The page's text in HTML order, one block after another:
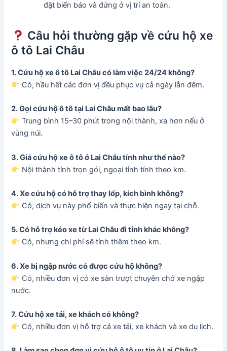
đặt biển báo và đứng ở vị trí an toàn.
Câu hỏi thường gặp về cứu hộ xe
ô tô Lai Châu
1. Cứu hộ xe ô tô Lai Châu có làm việc 24/24 không?
Có, hầu hết các đơn vị đều phục vụ cả ngày lẫn đêm.
2. Gọi cứu hộ ô tô tại Lai Châu mất bao lâu?
Trung bình 15–30 phút trong nội thành, xa hơn nếu ở
vùng núi.
3. Giá cứu hộ xe ô tô ở Lai Châu tính như thế nào?
Nội thành tính trọn gói, ngoại tỉnh tính theo km.
4. Xe cứu hộ có hỗ trợ thay lốp, kích bình không?
Có, dịch vụ này phổ biến và thực hiện ngay tại chỗ.
5. Có hỗ trợ kéo xe từ Lai Châu đi tỉnh khác không?
Có, nhưng chi phí sẽ tính thêm theo km.
6. Xe bị ngập nước có được cứu hộ không?
Có, nhiều đơn vị có xe sàn trượt chuyên chở xe ngập
nước.
7. Cứu hộ xe tải, xe khách có không?
Có, nhiều đơn vị hỗ trợ cả xe tải, xe khách và xe du lịch.